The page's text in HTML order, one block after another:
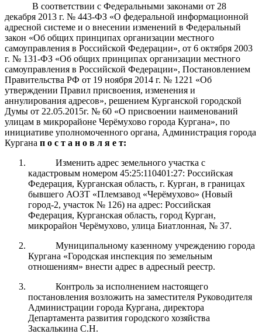
В соответствии с Федеральными законами от 28
декабря 2013 г. № 443-ФЗ «О федеральной информационной
адресной системе и о внесении изменений в Федеральный
закон «Об общих принципах организации местного
самоуправления в Российской Федерации», от 6 октября 2003
г. № 131-ФЗ «Об общих принципах организации местного
самоуправления в Российской Федерации», Постановлением
Правительства РФ от 19 ноября 2014 г. № 1221 «Об
утверждении Правил присвоения, изменения и
аннулирования адресов», решением Курганской городской
Думы от 22.05.2015г. № 60 «О присвоении наименований
улицам в микрорайоне Черёмухово города Кургана», по
инициативе уполномоченного органа, Администрация города
Кургана п о с т а н о в л я е т:
Изменить адрес земельного участка с
кадастровым номером 45:25:110401:27: Российская
Федерация, Курганская область, г. Курган, в границах
бывшего АОЗТ «Племзавод «Черёмухово» (Новый
город-2, участок № 126) на адрес: Российская
Федерация, Курганская область, город Курган,
микрорайон Черёмухово, улица Биатлонная, № 37.
Муниципальному казенному учреждению города
Кургана «Городская инспекция по земельным
отношениям» внести адрес в адресный реестр.
Контроль за исполнением настоящего
постановления возложить на заместителя Руководителя
Администрации города Кургана, директора
Департамента развития городского хозяйства
Заскалькина С.Н.